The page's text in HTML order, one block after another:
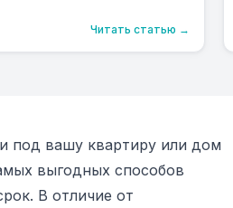
Читать статью →
под вашу квартиру или дом
выгодных способов
В отличие от